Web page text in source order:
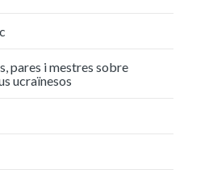
pares i mestres sobre
ucraïnesos